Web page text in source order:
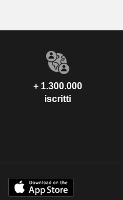
+ 1.300.000
iscritti